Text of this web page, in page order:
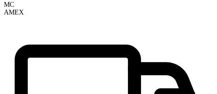
MC
AMEX